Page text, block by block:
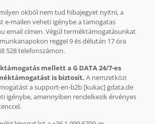
okból nem tud hibajegyet nyitni, a
e-mailen veheti igénybe a tamogatas
email címen. Végül terméktámogatásunkat
reggel 9 és délután 17 óra
528 telefonszámon.
mellett a G DATA 24/7-es
is biztosít. A nemzetközi
a support-en-b2b [kukac] gdata.de
igénybe, amennyiben rendelkezik érvényes